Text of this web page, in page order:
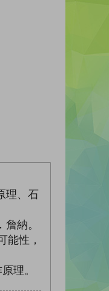
理、石
納。
能性，
理。